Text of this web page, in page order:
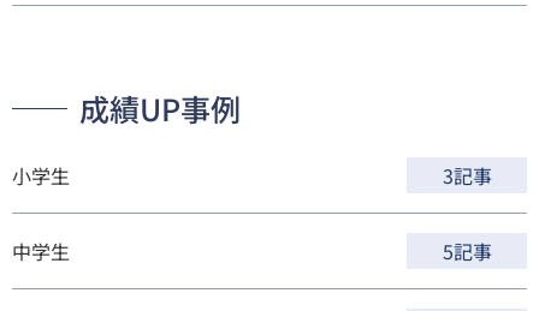
成績UP事例
小学生 3記事
中学生 5記事